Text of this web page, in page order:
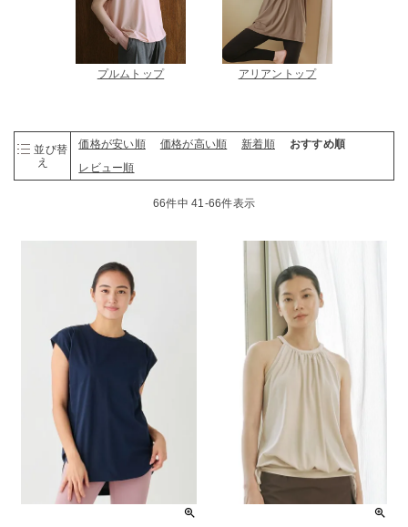
プルムトップ アリアントップ
並び替
え
価格が安い順 価格が高い順 新着順
おすすめ順
レビュー順
66件中 41-66件表示